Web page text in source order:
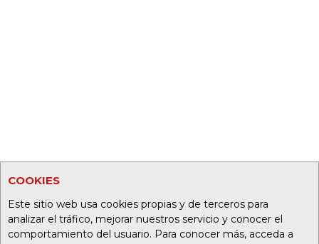
COOKIES
Este sitio web usa cookies propias y de terceros para
analizar el tráfico, mejorar nuestros servicio y conocer el
comportamiento del usuario. Para conocer más, acceda a